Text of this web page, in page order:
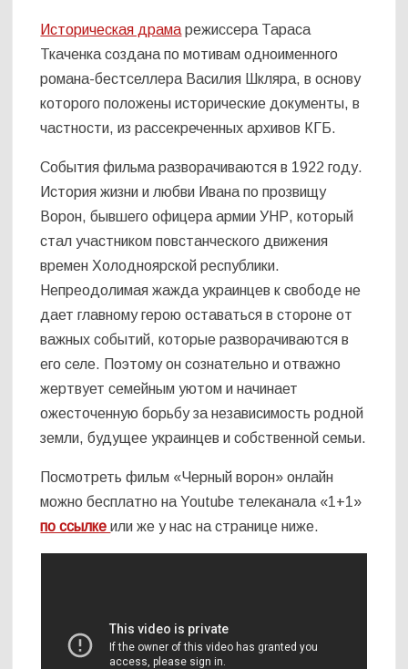
Историческая драма режиссера Тараса
Ткаченка создана по мотивам одноименного
романа-бестселлера Василия Шкляра, в основу
которого положены исторические документы, в
частности, из рассекреченных архивов КГБ.
События фильма разворачиваются в 1922 году.
История жизни и любви Ивана по прозвищу
Ворон, бывшего офицера армии УНР, который
стал участником повстанческого движения
времен Холодноярской республики.
Непреодолимая жажда украинцев к свободе не
дает главному герою оставаться в стороне от
важных событий, которые разворачиваются в
его селе. Поэтому он сознательно и отважно
жертвует семейным уютом и начинает
ожесточенную борьбу за независимость родной
земли, будущее украинцев и собственной семьи.
Посмотреть фильм «Черный ворон» онлайн
можно бесплатно на Youtube телеканала «1+1»
по ссылкеили же у нас на странице ниже.